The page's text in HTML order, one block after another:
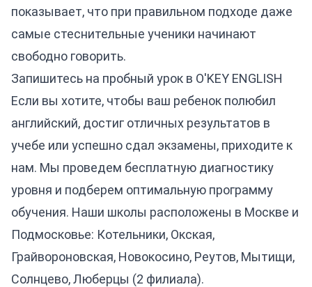
показывает, что при правильном подходе даже
самые стеснительные ученики начинают
свободно говорить.
Запишитесь на пробный урок в O'KEY ENGLISH
Если вы хотите, чтобы ваш ребенок полюбил
английский, достиг отличных результатов в
учебе или успешно сдал экзамены, приходите к
нам. Мы проведем бесплатную диагностику
уровня и подберем оптимальную программу
обучения. Наши школы расположены в Москве и
Подмосковье: Котельники, Окская,
Грайвороновская, Новокосино, Реутов, Мытищи,
Солнцево, Люберцы (2 филиала).